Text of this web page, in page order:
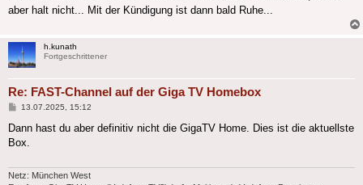
aber halt nicht... Mit der Kündigung ist dann bald Ruhe...
h.kunath
Fortgeschrittener
Re: FAST-Channel auf der Giga TV Homebox
Beitrag
13.07.2025, 15:12
Dann hast du aber definitiv nicht die GigaTV Home. Dies ist die aktuellste
Box.
Netz: München West